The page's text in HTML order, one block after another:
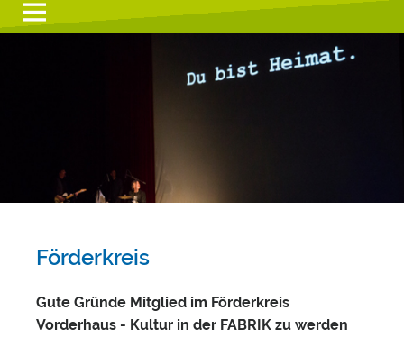
Förderkreis
Gute Gründe Mitglied im Förderkreis
Vorderhaus - Kultur in der FABRIK zu werden